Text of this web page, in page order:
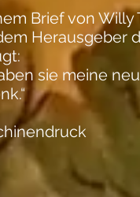
Brief von Willy
Herausgeber
sie meine